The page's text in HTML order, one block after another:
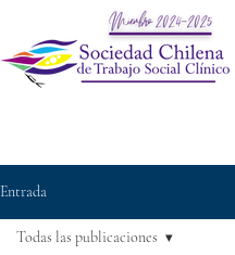
Entrada
Todas las publicaciones